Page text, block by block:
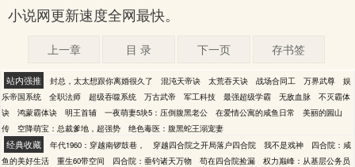
小说网更新速度全网最快。
上一章 目 录 下一页 存书签
站内强推 封总，太太想跟你离婚很久了 混沌天帝诀 太荒吞天诀 战场合同工 万界武尊
娱
乐帝国系统
全职法师 超级吞噬系统 万古武帝 军工科技 最强超级学霸 无敌血脉
不灭霸体
诀
鸿蒙霸体诀 明王首辅 一夜萌妻5块5：压倒腹黑老公 在爱情公寓的咸鱼日常
美丽的圌山
传
空降萌宝：总裁爹地，超强势 绝色毒医：腹黑蛇王溺宠妻
经典收藏 年代1960：穿越南锣鼓巷， 穿越四合院之开局落户四合院 我不是戏神
四合院：咸
鱼的美好生活
重生60带空间 四合院：垂钓诸天万物 苟在四合院捡漏
权力巅峰：从基层公务员